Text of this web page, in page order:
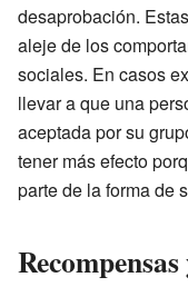
desaprobación.
aleje de los
sociales. En casos
llevar a que una
aceptada por su
tener más efecto
parte de la forma de